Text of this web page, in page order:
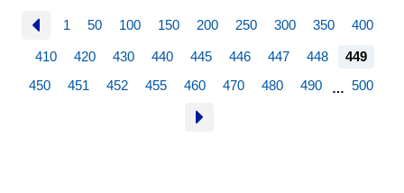
1 50 100 150 200 250 300 350 400
410 420 430 440 445 446 447 448
449
450
451 452 455 460 470 480 490 … 500